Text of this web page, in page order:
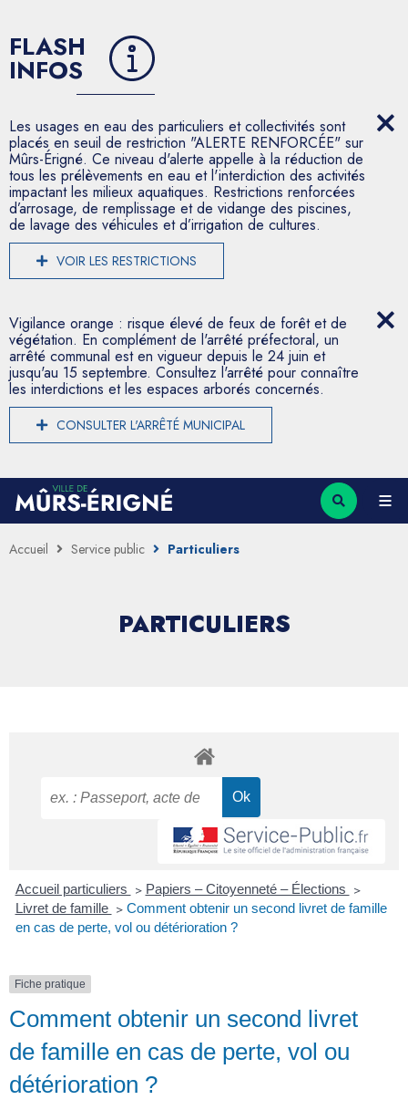
FLASH
INFOS
Les usages en eau des particuliers et collectivités sont
placés en seuil de restriction "ALERTE RENFORCÉE" sur
Mûrs-Érigné. Ce niveau d'alerte appelle à la réduction de
tous les prélèvements en eau et l'interdiction des activités
impactant les milieux aquatiques. Restrictions renforcées
d’arrosage, de remplissage et de vidange des piscines,
de lavage des véhicules et d’irrigation de cultures.
VOIR LES RESTRICTIONS
Vigilance orange : risque élevé de feux de forêt et de
végétation. En complément de l'arrêté préfectoral, un
arrêté communal est en vigueur depuis le 24 juin et
jusqu'au 15 septembre. Consultez l'arrêté pour connaître
les interdictions et les espaces arborés concernés.
CONSULTER L'ARRÊTÉ MUNICIPAL
Accueil Service public Particuliers
PARTICULIERS
Accueil particuliers > Papiers – Citoyenneté – Élections >
Livret de famille > Comment obtenir un second livret de famille
en cas de perte, vol ou détérioration ?
Fiche pratique
Comment obtenir un second livret
de famille en cas de perte, vol ou
détérioration ?